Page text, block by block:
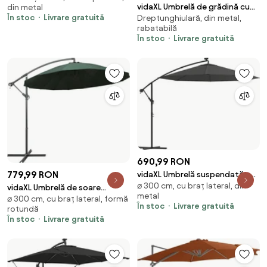
taupe, 300 cm
din metal
În stoc
Livrare gratuită
vidaXL Umbrelă de grădină cu
două capete, alb nisipiu,
316x145 cm
Dreptunghiulară, din metal,
rabatabilă
În stoc
Livrare gratuită
779,99 RON
vidaXL Umbrelă de soare
suspendată, verde, 3 m, stâlp
de aluminiu
⌀ 300 cm, cu braț lateral, formă
rotundă
În stoc
Livrare gratuită
690,99 RON
vidaXL Umbrelă suspendată cu
LED și stâlp din oțel, antracit,
300 cm
⌀ 300 cm, cu braț lateral, din
metal
În stoc
Livrare gratuită